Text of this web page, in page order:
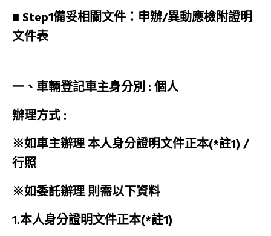
■ Step1備妥相關文件：申辦/異動應檢附證明
文件表
一、車輛登記車主身分別 : 個人
辦理方式 :
※如車主辦理 本人身分證明文件正本(*註1) /
行照
※如委託辦理 則需以下資料
1.本人身分證明文件正本(*註1)